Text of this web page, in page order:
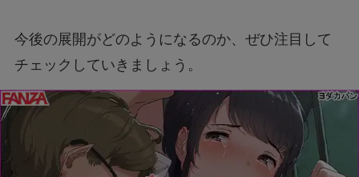
今後の展開がどのようになるのか、ぜひ注目して
チェックしていきましょう。